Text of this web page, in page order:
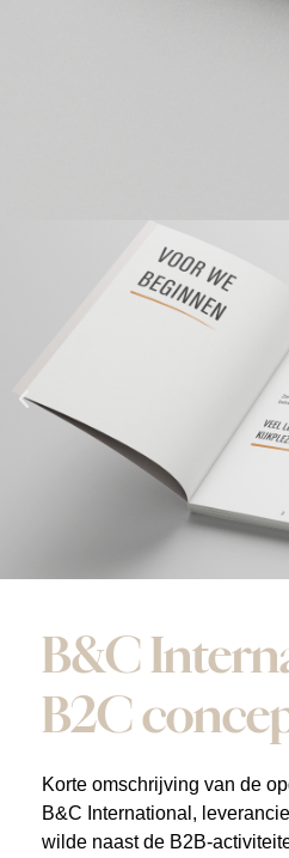
B&C
B2C
Korte omschrijving van de
B&C International,
wilde naast de B2B-